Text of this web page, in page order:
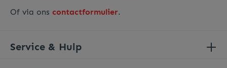
Of via ons contactformulier.
Service & Hulp